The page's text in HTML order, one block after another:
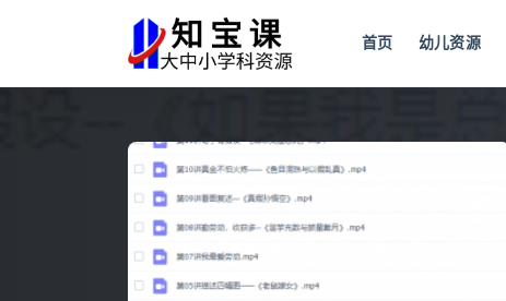
首页 幼儿资源